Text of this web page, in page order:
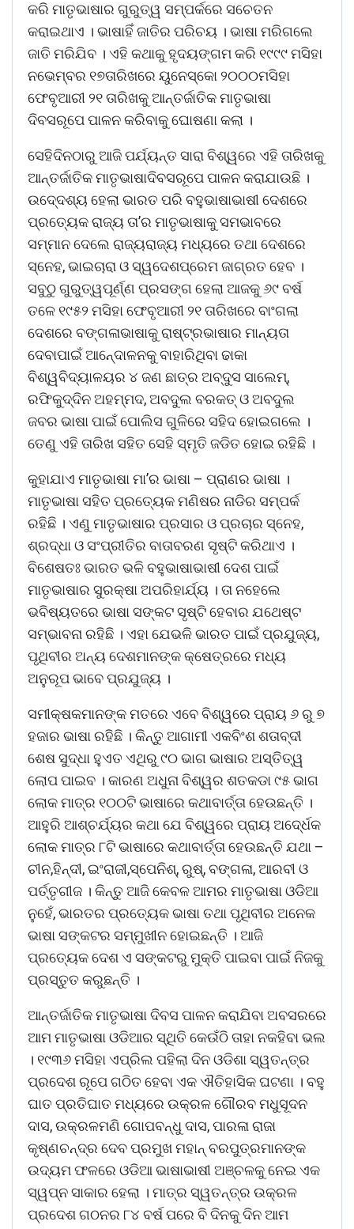
କରି ମାତୃଭାଷାର ଗୁରୁତ୍ୱ ସମ୍ପର୍କରେ ସଚେତନ
କରାଇଥାଏ । ଭାଷାହିଁ ଜାତିର ପରିଚୟ । ଭାଷା ମରିଗଲେ
ଜାତି ମରିଯିବ । ଏହି କଥାକୁ ହୃଦୟଙ୍ଗମ କରି ୧୯୯୯ ମସିହା
ନଭେମ୍ବର ୧୭ତାରିଖରେ ୟୁନେସ୍କୋ ୨୦୦୦ମସିହା
ଫେବୃଆରୀ ୨୧ ତାରିଖକୁ ଆନ୍ତର୍ଜାତିକ ମାତୃଭାଷା
ଦିବସରୂପେ ପାଳନ କରିବାକୁ ଘୋଷଣା କଲା ।
ସେହିଦିନଠାରୁ ଆଜି ପର୍ଯ୍ୟନ୍ତ ସାରା ବିଶ୍ୱରେ ଏହି ତାରିଖକୁ
ଆନ୍ତର୍ଜାତିକ ମାତୃଭାଷାଦିବସରୂପେ ପାଳନ କରାଯାଉଛି ।
ଉଦେ୍ଦଶ୍ୟ ହେଲା ଭାରତ ପରି ବହୁଭାଷାଭାଷୀ ଦେଶରେ
ପ୍ରତ୍ୟେକ ରାଜ୍ୟ ତା’ର ମାତୃଭାଷାକୁ ସମଭାବରେ
ସମ୍ମାନ ଦେଲେ ରାଜ୍ୟରାଜ୍ୟ ମଧ୍ୟରେ ତଥା ଦେଶରେ
ସ୍ନେହ, ଭାଇଚାରା ଓ ସ୍ୱଦେଶପ୍ରେମ ଜାଗ୍ରତ ହେବ ।
ସବୁଠୁ ଗୁରୁତ୍ୱପୂର୍ଣ୍ଣ ପ୍ରସଙ୍ଗ ହେଲା ଆଜକୁ ୬୯ ବର୍ଷ
ତଳେ ୧୯୫୨ ମସିହା ଫେବୃଆରୀ ୨୧ ତାରିଖରେ ବାଂଗଲା
ଦେଶରେ ବଙ୍ଗଳାଭାଷାକୁ ରାଷ୍ଟ୍ରଭାଷାର ମାନ୍ୟତା
ଦେବାପାଇଁ ଆନେ୍ଦାଳନକୁ ବାହାରିଥିବା ଢାକା
ବିଶ୍ୱବିଦ୍ୟାଳୟର ୪ ଜଣ ଛାତ୍ର ଅବ୍ଦୁସ ସାଲେମ୍,
ରଫିକୁଦ୍ଦିନ ଅହମ୍ମଦ, ଅବଦୁଲ ବରକତ୍ ଓ ଅବଦୁଲ
ଜବର ଭାଷା ପାଇଁ ପୋଲିସ ଗୁଳିରେ ସହିଦ ହୋଇଗଲେ ।
ତେଣୁ ଏହି ତାରିଖ ସହିତ ସେହି ସ୍ମୃତି ଜଡିତ ହୋଇ ରହିଛି ।
କୁହାଯାଏ ମାତୃଭାଷା ମା’ର ଭାଷା – ପ୍ରାଣର ଭାଷା ।
ମାତୃଭାଷା ସହିତ ପ୍ରତ୍ୟେକ ମଣିଷର ନାଡିର ସମ୍ପର୍କ
ରହିଛି । ଏଣୁ ମାତୃଭାଷାର ପ୍ରସାର ଓ ପ୍ରଚାର ସ୍ନେହ,
ଶ୍ରଦ୍ଧା ଓ ସଂପ୍ରୀତିର ବାତାବରଣ ସୃଷ୍ଟି କରିଥାଏ ।
ବିଶେଷତଃ ଭାରତ ଭଳି ବହୁଭାଷାଭାଷୀ ଦେଶ ପାଇଁ
ମାତୃଭାଷାର ସୁରକ୍ଷା ଅପରିହାର୍ଯ୍ୟ । ତା ନହେଲେ
ଭବିଷ୍ୟତରେ ଭାଷା ସଙ୍କଟ ସୃଷ୍ଟି ହେବାର ଯଥେଷ୍ଟ
ସମ୍ଭାବନା ରହିଛି । ଏହା ଯେଭଳି ଭାରତ ପାଇଁ ପ୍ରଯୁଜ୍ୟ,
ପୃଥିବୀର ଅନ୍ୟ ଦେଶମାନଙ୍କ କ୍ଷେତ୍ରରେ ମଧ୍ୟ
ଅନୁରୂପ ଭାବେ ପ୍ରଯୁଜ୍ୟ ।
ସମୀକ୍ଷକମାନଙ୍କ ମତରେ ଏବେ ବିଶ୍ୱରେ ପ୍ରାୟ ୬ ରୁ ୭
ହଜାର ଭାଷା ରହିଛି । କିନ୍ତୁ ଆଗାମୀ ଏକବିଂଶ ଶତାବ୍ଦୀ
ଶେଷ ସୁଦ୍ଧା ହୁଏତ ଏଥିରୁ ୯୦ ଭାଗ ଭାଷାର ଅସ୍ତିତ୍ୱ
ଲୋପ ପାଇବ । କାରଣ ଅଧୁନା ବିଶ୍ୱର ଶତକଡା ୯୫ ଭାଗ
ଲୋକ ମାତ୍ର ୧୦୦ଟି ଭାଷାରେ କଥାବାର୍ତ୍ତା ହେଉଛନ୍ତି ।
ଆହୁରି ଆଶ୍ଚର୍ଯ୍ୟର କଥା ଯେ ବିଶ୍ୱରେ ପ୍ରାୟ ଅଦେ୍ର୍ଧକ
ଲୋକ ମାତ୍ର ୮ଟି ଭାଷାରେ କଥାବାର୍ତ୍ତା ହେଉଛନ୍ତି ଯଥା –
ଚୀନ,ହିନ୍ଦୀ, ଇଂରାଜୀ,ସ୍ପେନିଶ୍, ରୁଷ୍, ବଙ୍ଗଳା, ଆରବୀ ଓ
ପର୍ତ୍ତୃଗୀଜ । କିନ୍ତୁ ଆଜି କେବଳ ଆମର ମାତୃଭାଷା ଓଡିଆ
ନୁହେଁ, ଭାରତର ପ୍ରତ୍ୟେକ ଭାଷା ତଥା ପୃଥିବୀର ଅନେକ
ଭାଷା ସଙ୍କଟର ସମ୍ମୁଖୀନ ହୋଇଛନ୍ତି । ଆଜି
ପ୍ରତ୍ୟେକ ଦେଶ ଏ ସଙ୍କଟରୁ ମୁକ୍ତି ପାଇବା ପାଇଁ ନିଜକୁ
ପ୍ରସ୍ତୁତ କରୁଛନ୍ତି ।
ଆନ୍ତର୍ଜାତିକ ମାତୃଭାଷା ଦିବସ ପାଳନ କରାଯିବା ଅବସରରେ
ଆମ ମାତୃଭାଷା ଓଡିଆର ସ୍ଥିତି କେଉଁଠି ତାହା ନକହିବା ଭଲ
। ୧୯୩୬ ମସିହା ଏପ୍ରିଲ ପହିଲା ଦିନ ଓଡିଶା ସ୍ୱତନ୍ତ୍ର
ପ୍ରଦେଶ ରୂପେ ଗଠିତ ହେବା ଏକ ଐତିହାସିକ ଘଟଣା । ବହୁ
ଘାତ ପ୍ରତିଘାତ ମଧ୍ୟରେ ଉକ୍ରଳ ଗୌରବ ମଧୁସୂଦନ
ଦାସ, ଉକ୍ରଳମଣି ଗୋପବନ୍ଧୁ ଦାସ, ପାରଳା ରାଜା
କୃଷ୍ଣଚନ୍ଦ୍ର ଦେବ ପ୍ରମୁଖ ମହାନ୍ ବରପୁତ୍ରମାନଙ୍କ
ଉଦ୍ୟମ ଫଳରେ ଓଡିଆ ଭାଷାଭାଷୀ ଅଞ୍ଚଳକୁ ନେଇ ଏକ
ସ୍ୱପ୍ନ ସାକାର ହେଲା । ମାତ୍ର ସ୍ୱତନ୍ତ୍ର ଉକ୍ରଳ
ପ୍ରଦେଶ ଗଠନର ୮୪ ବର୍ଷ ପରେ ବି ଦିନକୁ ଦିନ ଆମ